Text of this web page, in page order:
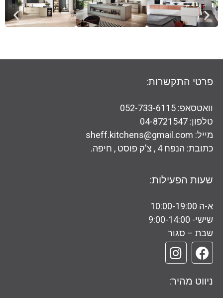
פרטי התקשרות:
וואטסאפ: 052-733-6115
טלפון: 04-8721547
מייל: sheff.kitchens@gmail.com
כתובת: הנפח 4 , צ'ק פוסט , חיפה.
שעות הפעילות:
א-ה 10:00-19:00
שישי- 9:00-14:00
שבת – סגור
ניווט מהיר: